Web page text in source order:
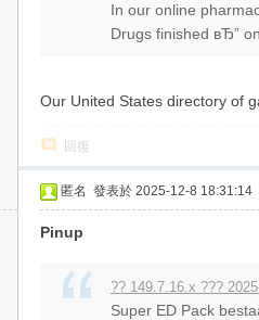
In our online
Drugs finished вЂ”
Our United States directory of
回復
匿名 發表於 2025-12-8 18:31:14
Pinup
?? 149.7.16.x ???
Super ED Pack